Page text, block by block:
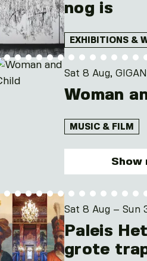
nog is
EXHIBITIONS &
Sat 8 Aug,
Woman
MUSIC & FILM
Show
Sat. 8 Aug
Wed. 12 Aug
Sat 8 Aug – Sun
Paleis
grote